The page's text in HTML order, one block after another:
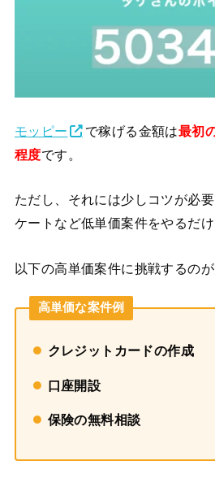
モッピー で稼げる金額は最初
程度です。
ただし、それには少しコツが必
ケートなど低単価案件をやるだけ
以下の高単価案件に挑戦するのが
高単価な案件例
クレジットカードの作成
口座開設
保険の無料相談